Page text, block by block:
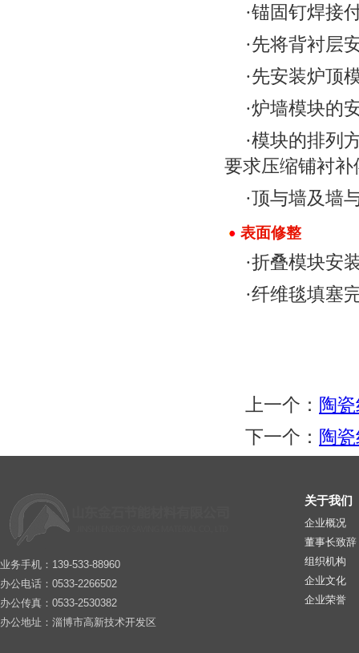
·锚固钉焊接
·先将背衬层
·先安装炉顶
·炉墙模块的
·模块的排列
要求压缩铺衬补
·顶与墙及墙
表面修整
·折叠模块安
·纤维毯填塞
上一个： 陶
下一个： 陶
业务手机：139-533-88960
办公电话：0533-2266502
办公传真：0533-2530382
办公地址：淄博市高新技术开发区
关于我们
企业概况
董事长致辞
组织机构
企业文化
企业荣誉